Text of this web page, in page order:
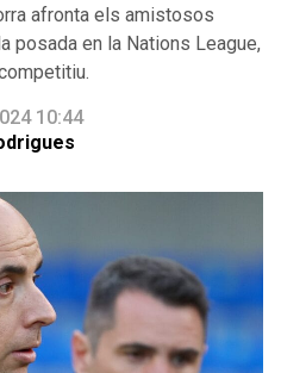
afronta els amistosos
posada en la Nations League,
10:44